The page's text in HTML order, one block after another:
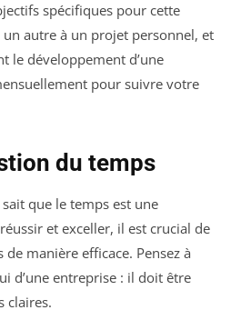
spécifiques pour cette
autre à un projet personnel, et
le développement d’une
pour suivre votre
du temps
que le temps est une
et exceller, il est crucial de
manière efficace. Pensez à
d’une entreprise : il doit être
claires.